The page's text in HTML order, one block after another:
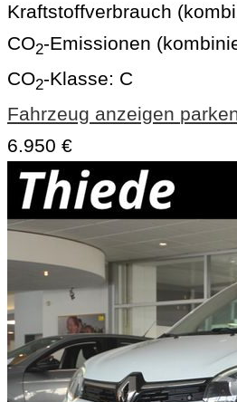
Kraftstoffverbrauch
CO2-Emissionen
CO2-Klasse: C
Fahrzeug anzeigen
6.950 €